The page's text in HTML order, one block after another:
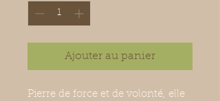
Ajouter au panier
Pierre de force et de volonté, elle